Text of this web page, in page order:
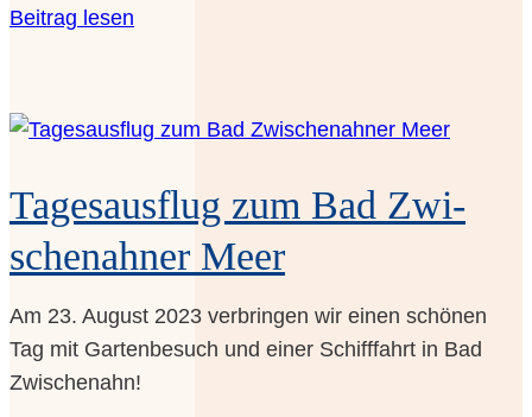
Bei­trag lesen
Tages­aus­flug zum Bad Zwi­
schen­ah­ner Meer
Am 23. August 2023 ver­brin­gen wir einen schö­nen
Tag mit Gar­ten­be­such und einer Schiff­fahrt in Bad
Zwischenahn!